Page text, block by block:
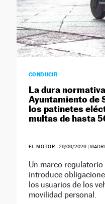
CONDUCIR
La dura
Ayuntamiento de
los patinetes
multas de hasta
EL MOTOR | 29/06/2026|
Un marco
introduce
los usuarios de los
movilidad personal.